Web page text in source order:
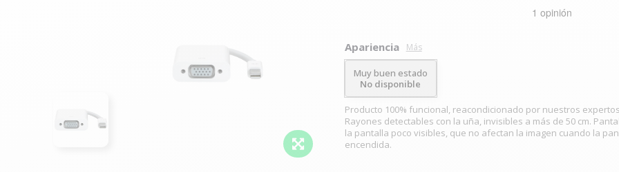
Apariencia Más
Muy buen estado
No disponible
Producto 100% funcional, reacondicionado por nuestros
Rayones detectables con la uña, invisibles a más de 50 cm.
la pantalla poco visibles, que no afectan la imagen cuando la
encendida.